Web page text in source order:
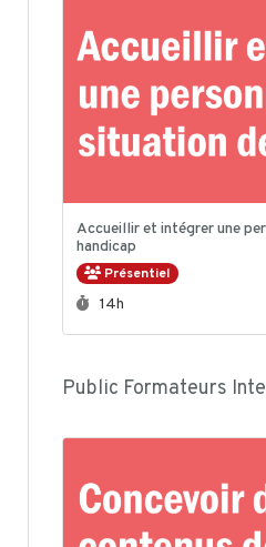
Accueillir et intégrer une
handicap
Présentiel
Durée :
14h
Public Formateurs